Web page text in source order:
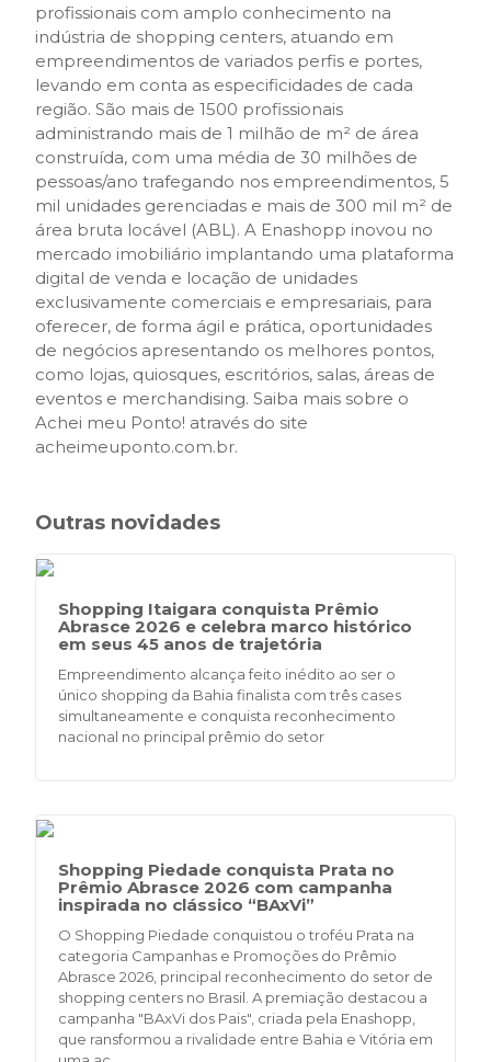
profissionais com amplo conhecimento na
indústria de shopping centers, atuando em
empreendimentos de variados perfis e portes,
levando em conta as especificidades de cada
região. São mais de 1500 profissionais
administrando mais de 1 milhão de m² de área
construída, com uma média de 30 milhões de
pessoas/ano trafegando nos empreendimentos, 5
mil unidades gerenciadas e mais de 300 mil m² de
área bruta locável (ABL). A Enashopp inovou no
mercado imobiliário implantando uma plataforma
digital de venda e locação de unidades
exclusivamente comerciais e empresariais, para
oferecer, de forma ágil e prática, oportunidades
de negócios apresentando os melhores pontos,
como lojas, quiosques, escritórios, salas, áreas de
eventos e merchandising. Saiba mais sobre o
Achei meu Ponto! através do site
acheimeuponto.com.br.
Outras novidades
Shopping Itaigara conquista Prêmio
Abrasce 2026 e celebra marco histórico
em seus 45 anos de trajetória
Empreendimento alcança feito inédito ao ser o
único shopping da Bahia finalista com três cases
simultaneamente e conquista reconhecimento
nacional no principal prêmio do setor
Shopping Piedade conquista Prata no
Prêmio Abrasce 2026 com campanha
inspirada no clássico “BAxVi”
O Shopping Piedade conquistou o troféu Prata na
categoria Campanhas e Promoções do Prêmio
Abrasce 2026, principal reconhecimento do setor de
shopping centers no Brasil. A premiação destacou a
campanha "BAxVi dos Pais", criada pela Enashopp,
que ransformou a rivalidade entre Bahia e Vitória em